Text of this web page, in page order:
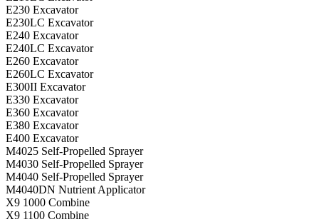
E230 Excavator
E230LC Excavator
E240 Excavator
E240LC Excavator
E260 Excavator
E260LC Excavator
E300II Excavator
E330 Excavator
E360 Excavator
E380 Excavator
E400 Excavator
M4025 Self-Propelled Sprayer
M4030 Self-Propelled Sprayer
M4040 Self-Propelled Sprayer
M4040DN Nutrient Applicator
X9 1000 Combine
X9 1100 Combine